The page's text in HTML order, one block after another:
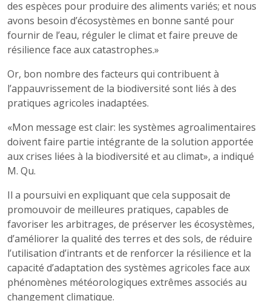
des espèces pour produire des aliments variés; et nous
avons besoin d’écosystèmes en bonne santé pour
fournir de l’eau, réguler le climat et faire preuve de
résilience face aux catastrophes.»
Or, bon nombre des facteurs qui contribuent à
l’appauvrissement de la biodiversité sont liés à des
pratiques agricoles inadaptées.
«Mon message est clair: les systèmes agroalimentaires
doivent faire partie intégrante de la solution apportée
aux crises liées à la biodiversité et au climat», a indiqué
M. Qu.
Il a poursuivi en expliquant que cela supposait de
promouvoir de meilleures pratiques, capables de
favoriser les arbitrages, de préserver les écosystèmes,
d’améliorer la qualité des terres et des sols, de réduire
l’utilisation d’intrants et de renforcer la résilience et la
capacité d’adaptation des systèmes agricoles face aux
phénomènes météorologiques extrêmes associés au
changement climatique.